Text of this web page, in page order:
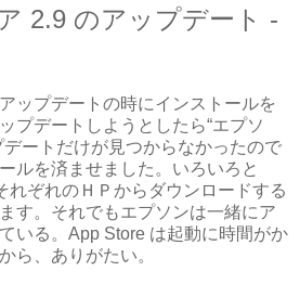
2.9 のアップデート -
ップデートの時にインストールを
プデートしようとしたら“エプソ
デートだけが見つからなかったので
ルを済ませました。いろいろと
れぞれのＨＰからダウンロードする
す。それでもエプソンは一緒にア
いる。App Store は起動に時間がか
ら、ありがたい。